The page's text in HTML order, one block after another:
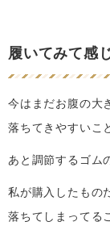
履いてみて感
今はまだお腹の大
落ちてきやすいこ
あと調節するゴム
私が購入したもの
落ちてしまってる